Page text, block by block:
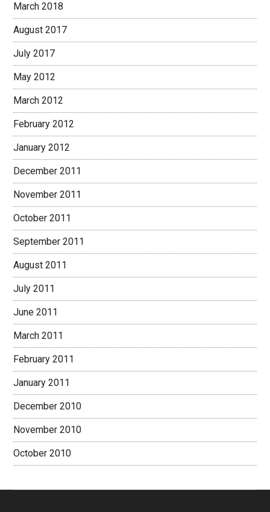
March 2018
August 2017
July 2017
May 2012
March 2012
February 2012
January 2012
December 2011
November 2011
October 2011
September 2011
August 2011
July 2011
June 2011
March 2011
February 2011
January 2011
December 2010
November 2010
October 2010